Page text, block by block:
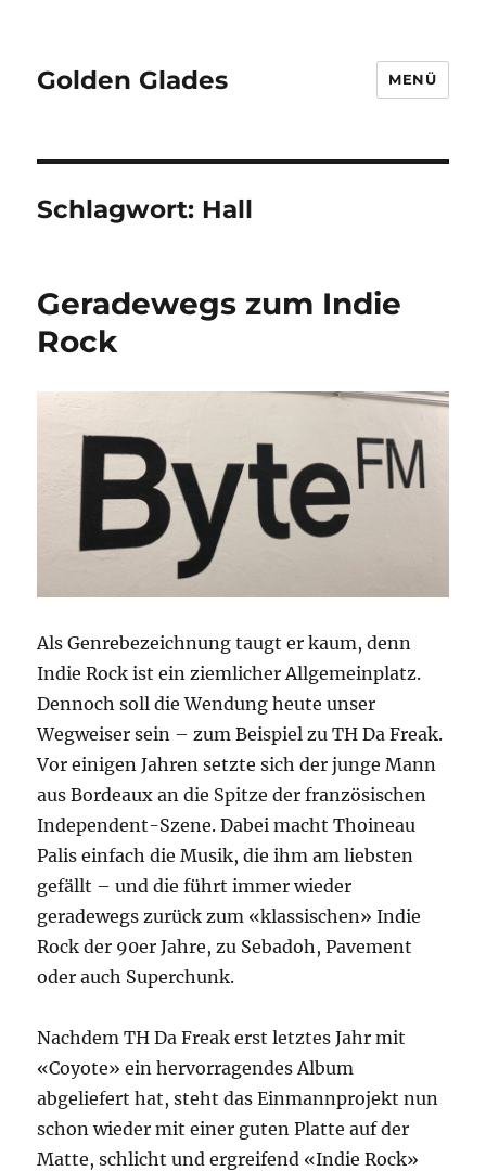
Golden Glades MENÜ
Schlagwort: Hall
Geradewegs zum Indie
Rock
Als Genrebezeichnung taugt er kaum, denn
Indie Rock ist ein ziemlicher Allgemeinplatz.
Dennoch soll die Wendung heute unser
Wegweiser sein – zum Beispiel zu TH Da Freak.
Vor einigen Jahren setzte sich der junge Mann
aus Bordeaux an die Spitze der französischen
Independent-Szene. Dabei macht Thoineau
Palis einfach die Musik, die ihm am liebsten
gefällt – und die führt immer wieder
geradewegs zurück zum «klassischen» Indie
Rock der 90er Jahre, zu Sebadoh, Pavement
oder auch Superchunk.
Nachdem TH Da Freak erst letztes Jahr mit
«Coyote» ein hervorragendes Album
abgeliefert hat, steht das Einmannprojekt nun
schon wieder mit einer guten Platte auf der
Matte, schlicht und ergreifend «Indie Rock»